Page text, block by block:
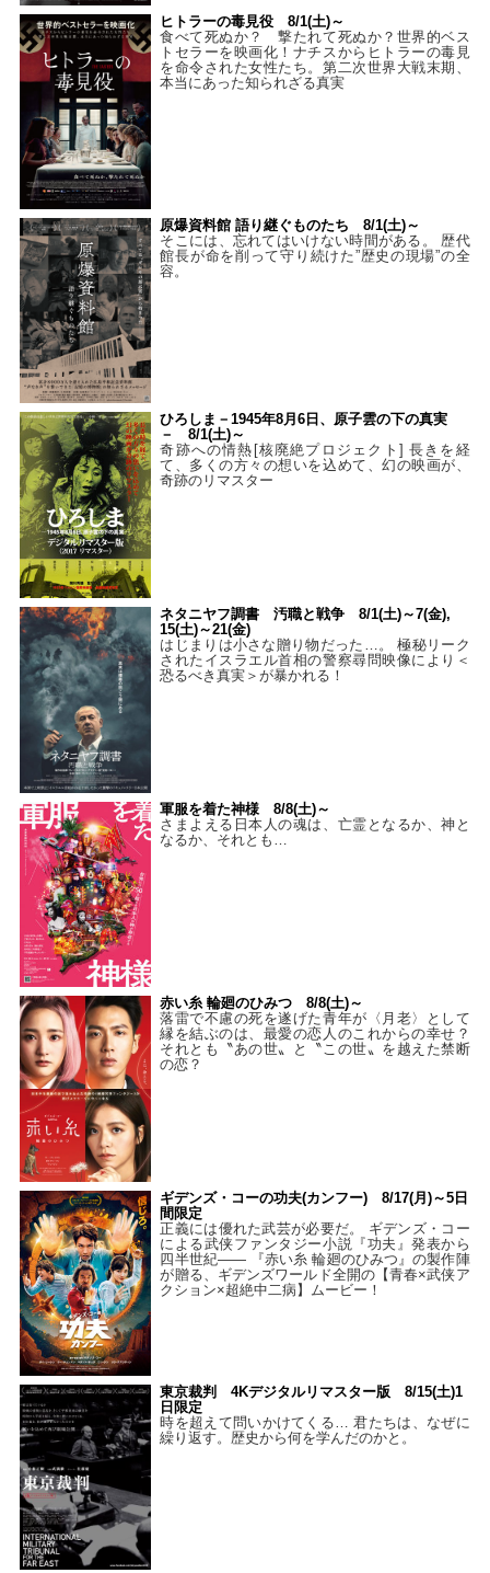
ヒトラーの毒見役 8/1(土)～
食べて死ぬか？ 撃たれて死ぬか？世界的ベス
トセラーを映画化！ナチスからヒトラーの毒見
を命令された女性たち。第二次世界大戦末期、
本当にあった知られざる真実
原爆資料館 語り継ぐものたち 8/1(土)～
そこには、忘れてはいけない時間がある。 歴代
館長が命を削って守り続けた”歴史の現場”の全
容。
ひろしま－1945年8月6日、原子雲の下の真実
－ 8/1(土)～
奇跡への情熱[核廃絶プロジェクト] 長きを経
て、多くの方々の想いを込めて、幻の映画が、
奇跡のリマスター
ネタニヤフ調書 汚職と戦争 8/1(土)～7(金),
15(土)～21(金)
はじまりは小さな贈り物だった…。 極秘リーク
されたイスラエル首相の警察尋問映像により＜
恐るべき真実＞が暴かれる！
軍服を着た神様 8/8(土)～
さまよえる日本人の魂は、亡霊となるか、神と
なるか、それとも…
赤い糸 輪廻のひみつ 8/8(土)～
落雷で不慮の死を遂げた青年が〈月老〉として
縁を結ぶのは、最愛の恋人のこれからの幸せ？
それとも〝あの世〟と〝この世〟を越えた禁断
の恋？
ギデンズ・コーの功夫(カンフー) 8/17(月)～5日
間限定
正義には優れた武芸が必要だ。 ギデンズ・コー
による武侠ファンタジー小説『功夫』発表から
四半世紀―― 『赤い糸 輪廻のひみつ』の製作陣
が贈る、ギデンズワールド全開の【青春×武侠ア
クション×超絶中二病】ムービー！
東京裁判 4Kデジタルリマスター版 8/15(土)1
日限定
時を超えて問いかけてくる… 君たちは、なぜに
繰り返す。歴史から何を学んだのかと。